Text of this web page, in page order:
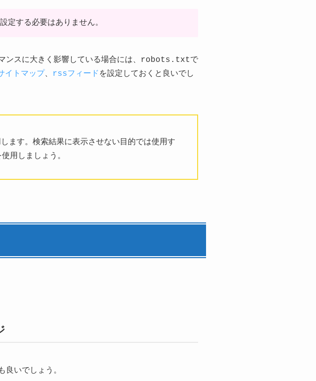
定する必要はありません。
マンスに大きく影響している場合には、robots.txtで
イトマップ、 rssフィード を設定しておくと良いでし
す。検索結果に表示させない目的では使用す
使用しましょう。
いでしょう。